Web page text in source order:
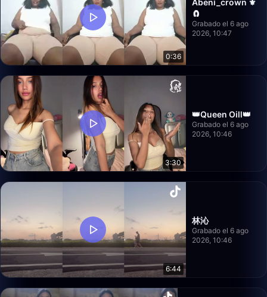
0:36
Abeni_crown ⚜️
🧲
Grabado el 6 ago
2026, 10:47
3:30
👑Queen Oill👑
Grabado el 6 ago
2026, 10:46
6:44
林沁
Grabado el 6 ago
2026, 10:46